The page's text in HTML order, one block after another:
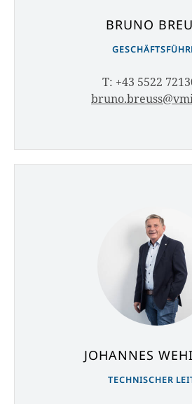
BRUNO
T: +43 5522
JOHANNES
TECHNISCHER